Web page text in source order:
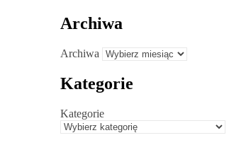
Archiwa
Archiwa
Kategorie
Kategorie